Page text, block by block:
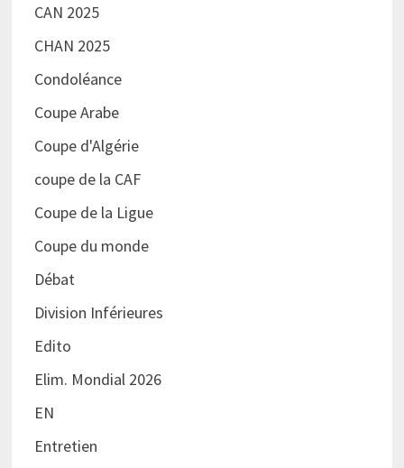
CAN 2025
CHAN 2025
Condoléance
Coupe Arabe
Coupe d'Algérie
coupe de la CAF
Coupe de la Ligue
Coupe du monde
Débat
Division Inférieures
Edito
Elim. Mondial 2026
EN
Entretien